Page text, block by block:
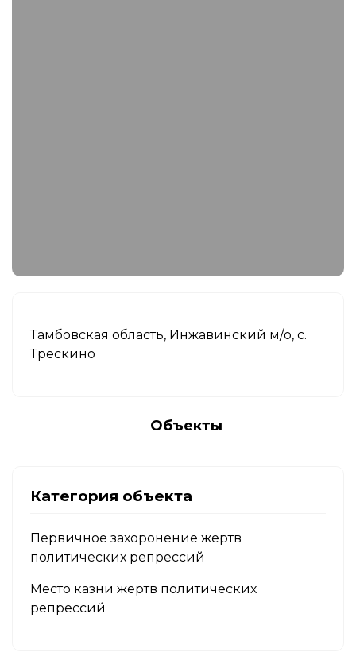
Тамбовская область, Инжавинский м/о, с.
Трескино
Объекты
Категория объекта
Первичное захоронение жертв
политических репрессий
Место казни жертв политических
репрессий